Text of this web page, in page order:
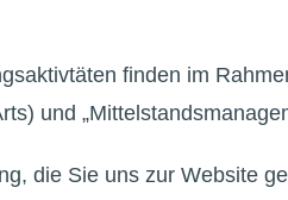
finden im
und
die Sie uns zur Website